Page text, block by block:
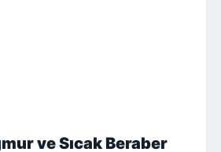
ve Sıcak Beraber